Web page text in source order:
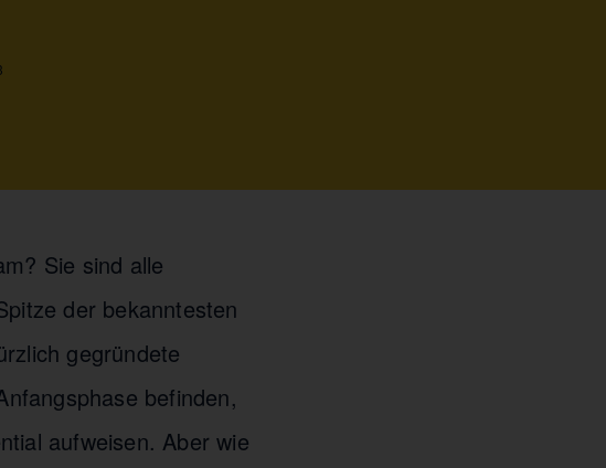
Sie sind alle
der bekanntesten
gegründete
befinden,
aufweisen. Aber wie